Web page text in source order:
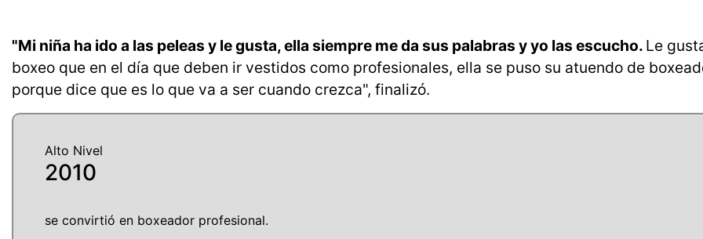
"Mi niña ha ido a las peleas y le gusta, ella siempre me da sus palabras y yo las escucho. Le
boxeo que en el día que deben ir vestidos como profesionales, ella se puso su atuendo de
porque dice que es lo que va a ser cuando crezca", finalizó.
Alto Nivel
2010
se convirtió en boxeador profesional.